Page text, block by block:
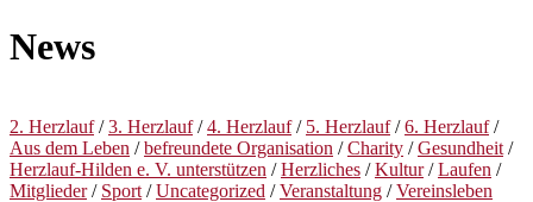
News
News
2. Herzlauf/3. Herzlauf/4. Herzlauf/ 5. Herzlauf/6. Herzlauf/
Aus dem Leben /befreundete Organisation /Charity /Gesundheit /
Herzlauf-Hilden e. V. unterstützen /Herzliches /Kultur/Laufen /
Mitglieder/ Sport /Uncategorized /Veranstaltung /Vereinsleben